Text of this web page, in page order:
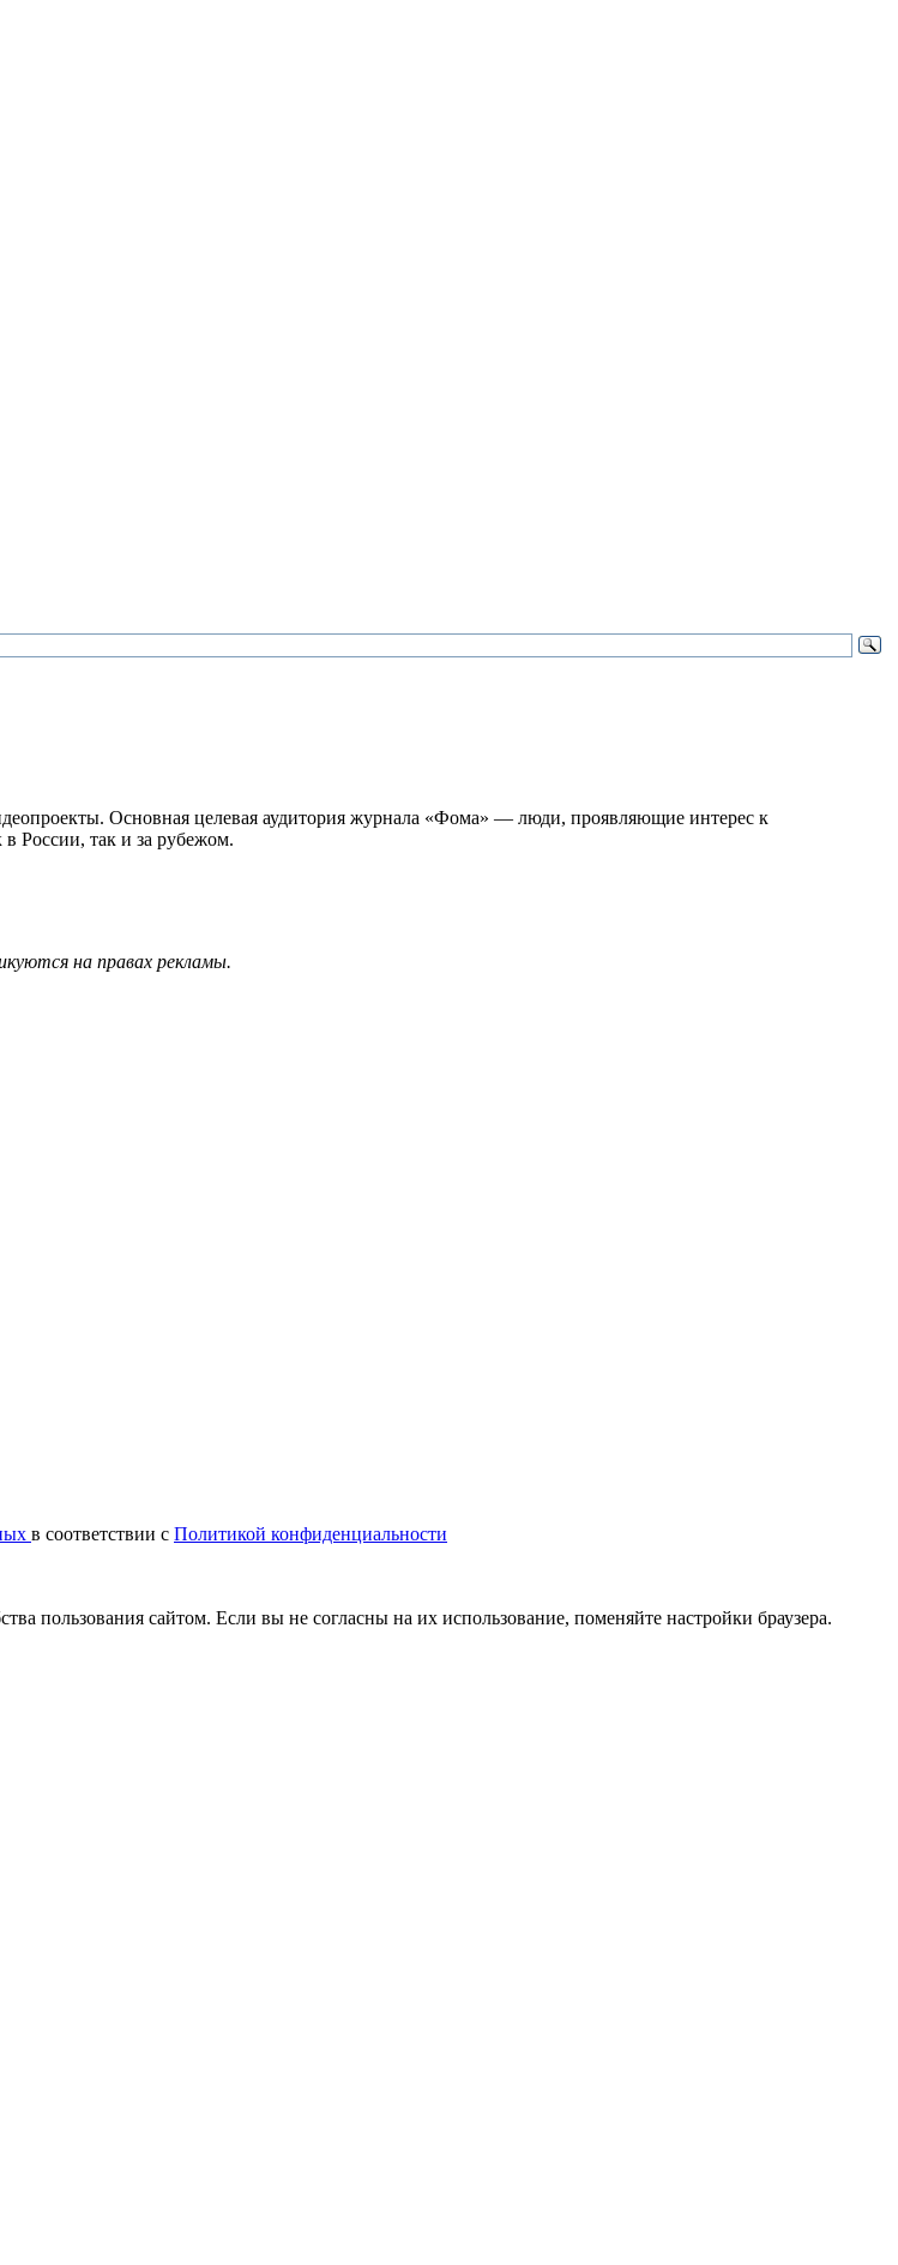
Основная целевая аудитория журнала «Фома» — люди, проявляющие интерес к
России, так и за рубежом.
на правах рекламы.
в соответствии с Политикой конфиденциальности
пользования сайтом. Если вы не согласны на их использование, поменяйте настройки браузера.